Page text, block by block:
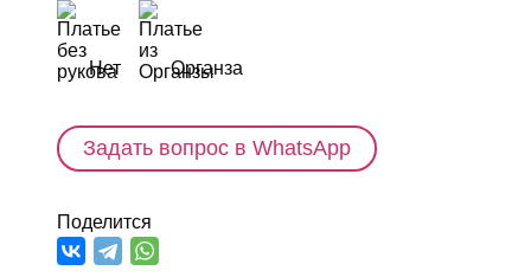
Нет Органза
Задать вопрос в WhatsApp
Поделится